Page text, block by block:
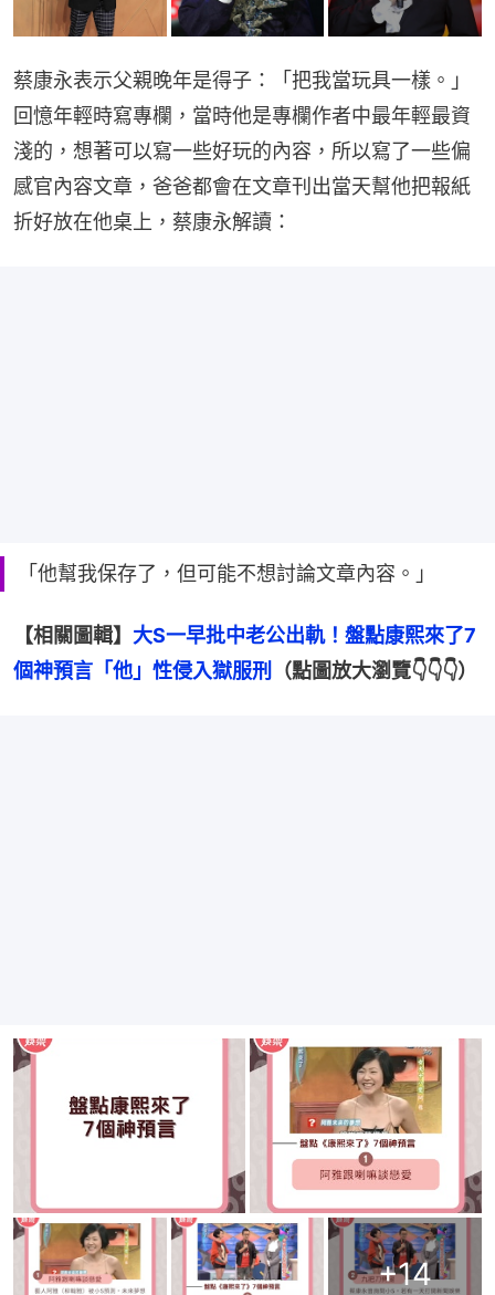
蔡康永表示父親晚年是得子：「把我當玩具一樣。」
回憶年輕時寫專欄，當時他是專欄作者中最年輕最資
淺的，想著可以寫一些好玩的內容，所以寫了一些偏
感官內容文章，爸爸都會在文章刊出當天幫他把報紙
折好放在他桌上，蔡康永解讀：
「他幫我保存了，但可能不想討論文章內容。」
【相關圖輯】 大S一早批中老公出軌！盤點康熙來了7
個神預言「他」性侵入獄服刑
（點圖放大瀏覽👇👇👇）
+14